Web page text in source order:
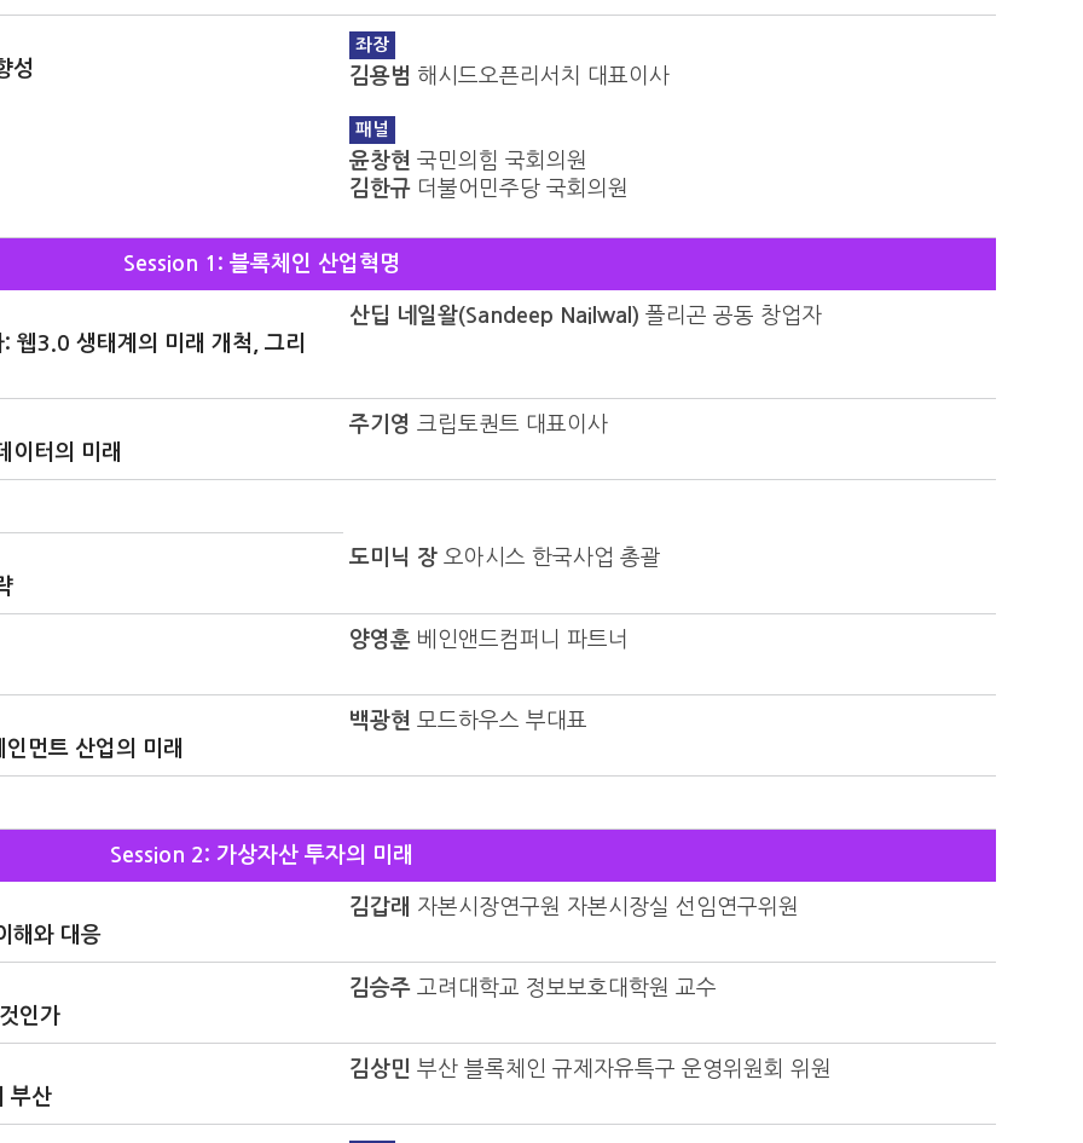
성
좌장
김용범 해시드오픈리서치 대표이사
패널
윤창현 국민의힘 국회의원
김한규 더불어민주당 국회의원
Session 1: 블록체인 산업혁명
웹3.0 생태계의 미래 개척, 그리
산딥 네일왈(Sandeep Nailwal) 폴리곤 공동 창업자
이터의 미래
주기영 크립토퀀트 대표이사
도미닉 장 오아시스 한국사업 총괄
양영훈 베인앤드컴퍼니 파트너
먼트 산업의 미래
백광현 모드하우스 부대표
Session 2: 가상자산 투자의 미래
해와 대응
김갑래 자본시장연구원 자본시장실 선임연구위원
인가
김승주 고려대학교 정보보호대학원 교수
부산
김상민 부산 블록체인 규제자유특구 운영위원회 위원